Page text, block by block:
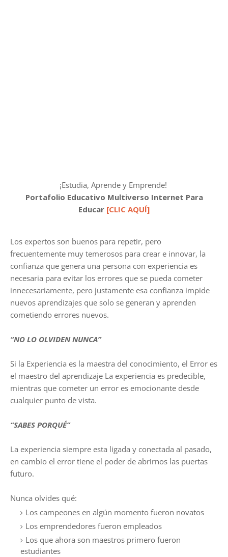
¡Estudia, Aprende y Emprende!
Portafolio Educativo Multiverso Internet Para
Educar [CLIC AQUÍ]
Los expertos son buenos para repetir, pero
frecuentemente muy temerosos para crear e innovar, la
confianza que genera una persona con experiencia es
necesaria para evitar los errores que se pueda cometer
innecesariamente, pero justamente esa confianza impide
nuevos aprendizajes que solo se generan y aprenden
cometiendo errores nuevos.
“NO LO OLVIDEN NUNCA”
Si la Experiencia es la maestra del conocimiento, el Error es
el maestro del aprendizaje La experiencia es predecible,
mientras que cometer un error es emocionante desde
cualquier punto de vista.
“SABES PORQUÉ”
La experiencia siempre esta ligada y conectada al pasado,
en cambio el error tiene el poder de abrirnos las puertas
futuro.
Nunca olvides qué:
Los campeones en algún momento fueron novatos
Los emprendedores fueron empleados
Los que ahora son maestros primero fueron
estudiantes